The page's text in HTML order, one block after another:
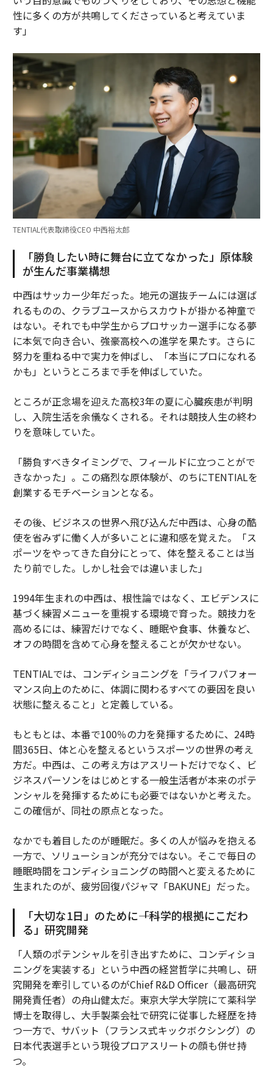
性に多くの方が共鳴してくださっていると考えていま
す」
TENTIAL代表取締役CEO 中西裕太郎
「勝負したい時に舞台に立てなかった」原体験
が生んだ事業構想
中西はサッカー少年だった。地元の選抜チームには選ば
れるものの、クラブユースからスカウトが掛かる神童で
はない。それでも中学生からプロサッカー選手になる夢
に本気で向き合い、強豪高校への進学を果たす。さらに
努力を重ねる中で実力を伸ばし、「本当にプロになれる
かも」というところまで手を伸ばしていた。
ところが正念場を迎えた高校3年の夏に心臓疾患が判明
し、入院生活を余儀なくされる。それは競技人生の終わ
りを意味していた。
「勝負すべきタイミングで、フィールドに立つことがで
きなかった」。この痛烈な原体験が、のちにTENTIALを
創業するモチベーションとなる。
その後、ビジネスの世界へ飛び込んだ中西は、心身の酷
使を省みずに働く人が多いことに違和感を覚えた。「ス
ポーツをやってきた自分にとって、体を整えることは当
たり前でした。しかし社会では違いました」
1994年生まれの中西は、根性論ではなく、エビデンスに
基づく練習メニューを重視する環境で育った。競技力を
高めるには、練習だけでなく、睡眠や食事、休養など、
オフの時間を含めて心身を整えることが欠かせない。
TENTIALでは、コンディショニングを「ライフパフォー
マンス向上のために、体調に関わるすべての要因を良い
状態に整えること」と定義している。
もともとは、本番で100％の力を発揮するために、24時
間365日、体と心を整えるというスポーツの世界の考え
方だ。中西は、この考え方はアスリートだけでなく、ビ
ジネスパーソンをはじめとする一般生活者が本来のポテ
ンシャルを発揮するためにも必要ではないかと考えた。
この確信が、同社の原点となった。
なかでも着目したのが睡眠だ。多くの人が悩みを抱える
一方で、ソリューションが充分ではない。そこで毎日の
睡眠時間をコンディショニングの時間へと変えるために
生まれたのが、疲労回復パジャマ「BAKUNE」だった。
「大切な1日」のために――「科学的根拠にこだわ
る」研究開発
「人類のポテンシャルを引き出すために、コンディショ
ニングを実装する」という中西の経営哲学に共鳴し、研
究開発を牽引しているのがChief R&D Officer（最高研究
開発責任者）の舟山健太だ。東京大学大学院にて薬科学
博士を取得し、大手製薬会社で研究に従事した経歴を持
つ一方で、サバット（フランス式キックボクシング）の
日本代表選手という現役プロアスリートの顔も併せ持
つ。